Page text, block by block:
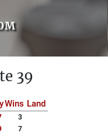
39
Wins Land
3
7